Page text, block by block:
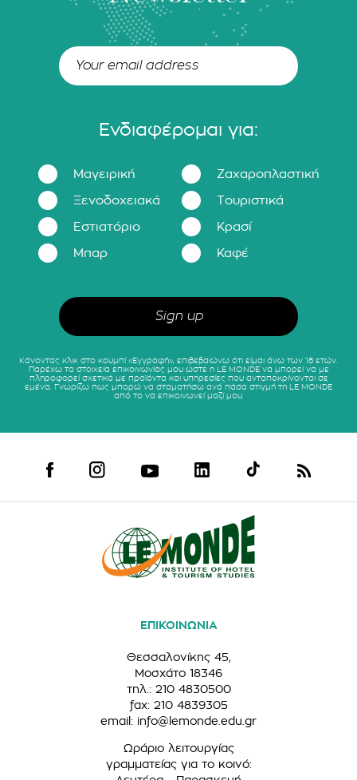
Ενδιαφέρομαι για:
Μαγειρική Ζαχαροπλαστική
Ξενοδοχειακά Τουριστικά
Εστιατόριο Κρασί
Μπαρ Καφέ
Κάνοντας κλικ στο κουμπί «Εγγραφή», επιβεβαιώνω ότι είμαι άνω των 18 ετών.
Παρέχω τα στοιχεία επικοινωνίας μου ώστε η LE MONDE να μπορεί να με
πληροφορεί σχετικά με προϊόντα και υπηρεσίες που ανταποκρίνονται σε
εμένα. Γνωρίζω πως μπορώ να σταματήσω ανά πάσα στιγμή τη LE MONDE
από το να επικοινωνεί μαζί μου.
ΕΠΙΚΟΙΝΩΝΙΑ
Θεσσαλονίκης 45,
Μοσχάτο 18346
τηλ.: 210 4830500
fax: 210 4839305
email: info@lemonde.edu.gr
Ωράριο λειτουργίας
γραμματείας για το κοινό: